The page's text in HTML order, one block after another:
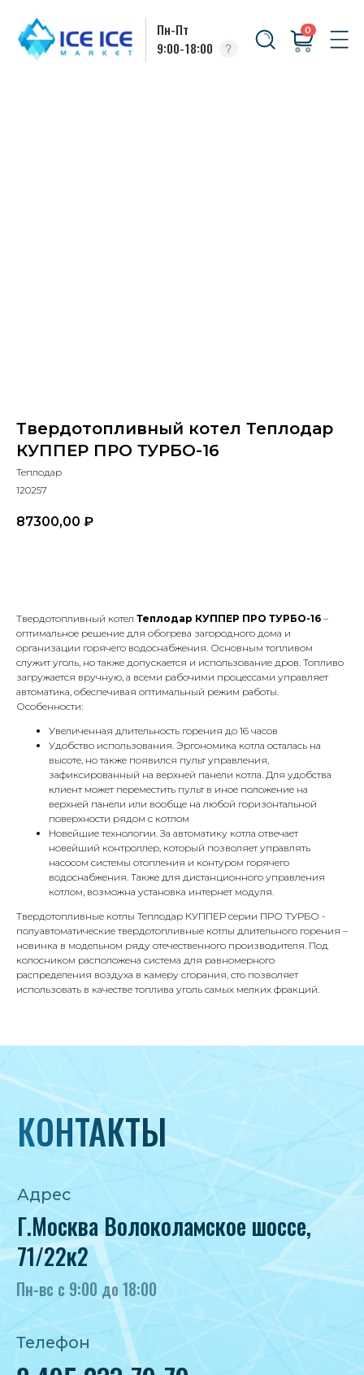
9:00-18:00
Твердотопливный котел Теплодар
КУППЕР ПРО ТУРБО-16
Теплодар
120257
87300,00 ₽
Твердотопливный котел Теплодар КУППЕР ПРО ТУРБО-16 –
оптимальное решение для обогрева загородного дома и
организации горячего водоснабжения. Основным топливом
служит уголь, но также допускается и использование дров. Топливо
загружается вручную, а всеми рабочими процессами управляет
автоматика, обеспечивая оптимальный режим работы.
Особенности:
Увеличенная длительность горения до 16 часов
Удобство использования. Эргономика котла осталась на
высоте, но также появился пульт управления,
зафиксированный на верхней панели котла. Для удобства
клиент может переместить пульт в иное положение на
верхней панели или вообще на любой горизонтальной
поверхности рядом с котлом
Новейшие технологии. За автоматику котла отвечает
новейший контроллер, который позволяет управлять
насосом системы отопления и контуром горячего
водоснабжения. Также для дистанционного управления
котлом, возможна установка интернет модуля.
Твердотопливные котлы Теплодар КУППЕР серии ПРО ТУРБО -
полуавтоматические твердотопливные котлы длительного горения –
новинка в модельном ряду отечественного производителя. Под
колосником расположена система для равномерного
распределения воздуха в камеру сгорания, сто позволяет
использовать в качестве топлива уголь самых мелких фракций.
Адрес
Г.Москва Волоколамское шоссе,
71/22к2
Пн-вс с 9:00 до 18:00
Телефон
8 495 233-79-79
iceicemarket@yandex.ru
КОНТАКТЫ